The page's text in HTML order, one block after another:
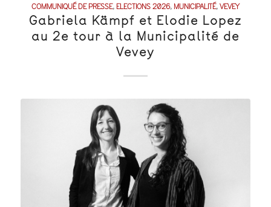
COMMUNIQUÉ DE PRESSE,ELECTIONS 2026, MUNICIPALITÉ,VEVEY
Gabriela Kämpf et Elodie Lopez
au 2e tour à la Municipalité de
Vevey